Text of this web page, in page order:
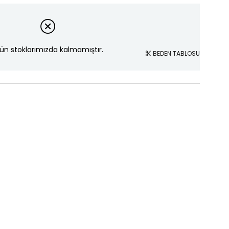
stoklarımızda kalmamıştır. BEDEN TABLOSU